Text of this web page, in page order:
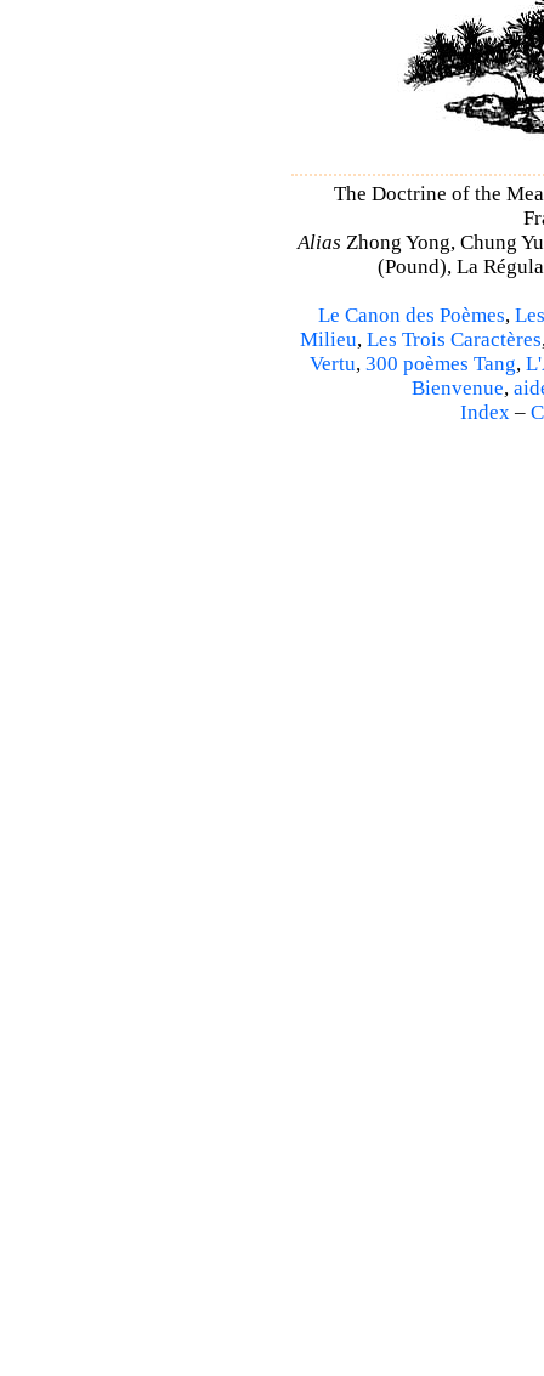
The Doctrine of the
Alias Zhong Yong, Chung
(Pound), La
Le Canon des Poèmes,
Milieu, Les Trois Caractères
Vertu, 300 poèmes Tang,
Bienvenue,
Index –